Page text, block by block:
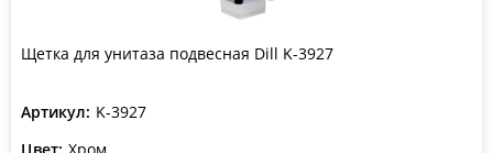
Щетка для унитаза подвесная Dill K-3927
Артикул: K-3927